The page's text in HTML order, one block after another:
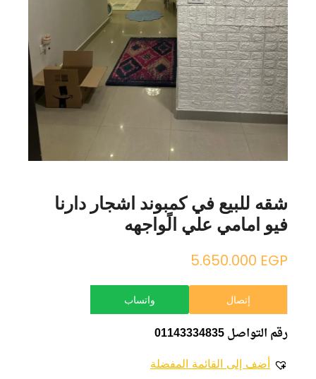
شقه للبيع في كمبوند اشجار دارنا
فيو امامي علي الًواجهه
5.650.000 EGP
إتصال واتساب
رقم التواصل 01143334835
أضف إلى القائمة المفضلة